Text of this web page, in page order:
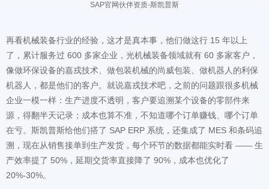
SAP官网伙伴资质-斯凯普斯
20%-30%。